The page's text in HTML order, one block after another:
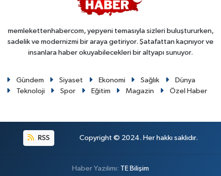
memlekettenhabercom, yepyeni temasıyla sizleri buluştururken,
sadelik ve modernizmi bir araya getiriyor. Şatafattan kaçınıyor ve
insanlara haber okuyabilecekleri bir altyapı sunuyor.
Gündem Siyaset Ekonomi Sağlık
Dünya
Teknoloji
Spor Eğitim Magazin Özel Haber
RSS Copyright © 2024. Her hakkı saklıdır.
Haber Yazılımı: TE Bilişim